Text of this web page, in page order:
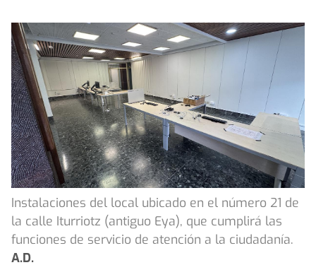
Instalaciones del local ubicado en el número 21 de
la calle Iturriotz (antiguo Eya), que cumplirá las
funciones de servicio de atención a la ciudadanía.
A.D.